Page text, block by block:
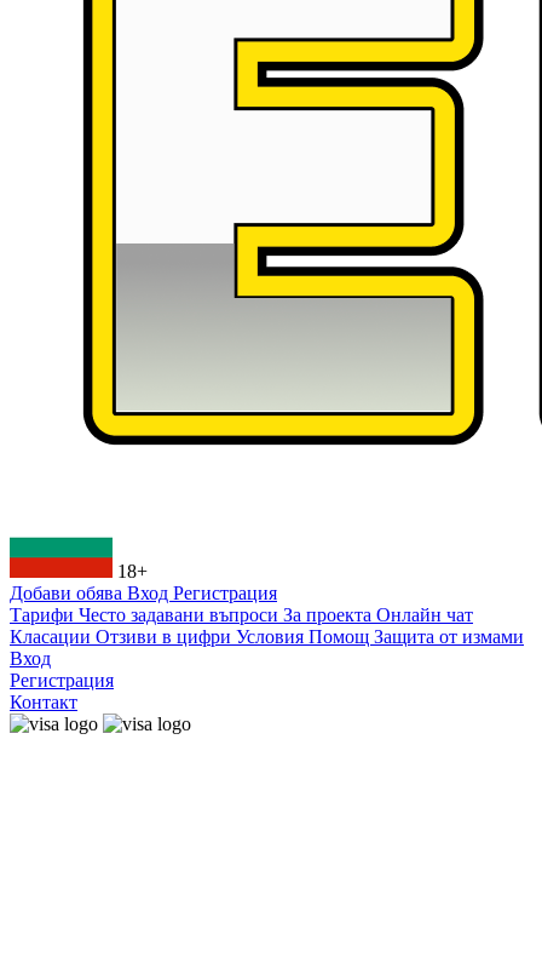
18+
Добави обява Вход Регистрация
Тарифи Често задавани въпроси За проекта Онлайн чат
Класации Отзиви в цифри Условия Помощ Защита от измами
Вход
Регистрация
Контакт